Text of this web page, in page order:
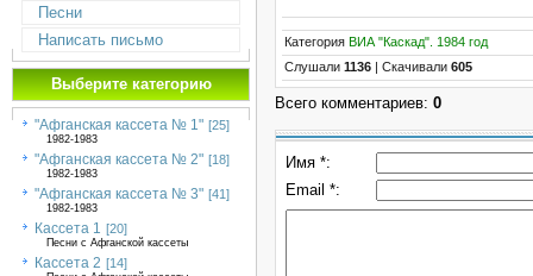
Песни
Написать письмо
Выберите категорию
"Афганская кассета № 1" [25]
1982-1983
"Афганская кассета № 2" [18]
1982-1983
"Афганская кассета № 3" [41]
1982-1983
Кассета 1 [20]
Песни с Афганской кассеты
Кассета 2 [14]
Категория ВИА "Каскад". 1984 год
Слушали 1136 Скачивали 605
Всего комментариев: 0
Имя *:
Email *: